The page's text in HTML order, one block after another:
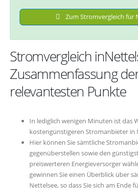
Zum Stromvergleich für
Stromvergleich
Zusammenfassung
relevantesten Punkte
In lediglich wenigen Minuten ist das
kostengünstigeren Stromanbieter in
Hier können Sie sämtliche
gegenüberstellen sowie den
preiswerteren Energieversorger
gewinnen Sie einen Überblick über
Nettelsee, so dass Sie sich am Ende